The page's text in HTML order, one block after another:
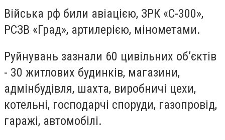
Війська рф били авіацією, ЗРК «С-300»,
РСЗВ «Град», артилерією, мінометами.
Руйнувань зазнали 60 цивільних об’єктів
- 30 житлових будинків, магазини,
адмінбудівля, шахта, виробничі цехи,
котельні, господарчі споруди, газопровід,
гаражі, автомобілі.